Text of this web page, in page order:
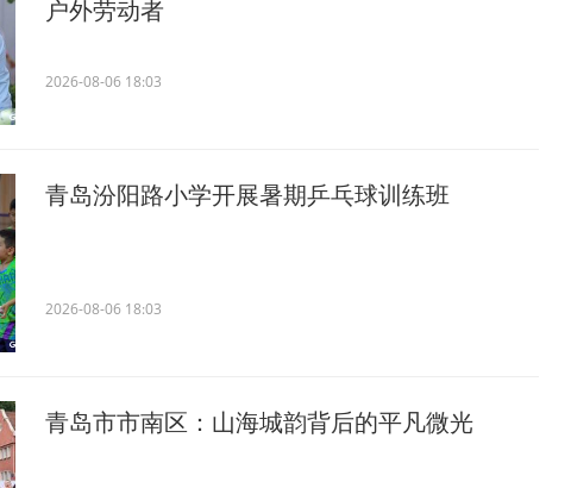
户外劳动者
2026-08-06 18:03
青岛汾阳路小学开展暑期乒乓球训练班
2026-08-06 18:03
青岛市市南区：山海城韵背后的平凡微光